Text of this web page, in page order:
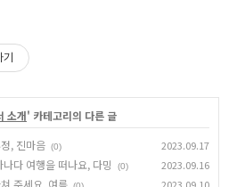
소개' 카테고리의 다른 글
, 진마음 (0) 2023.09.17
다 여행을 떠나요, 다밍 (0) 2023.09.16
주세요, 여름